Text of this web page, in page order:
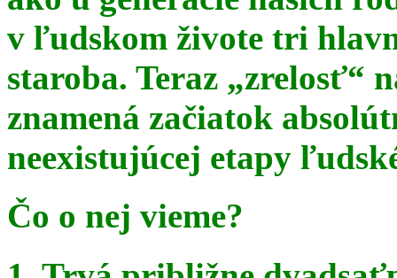
v ľudskom živote tri
staroba. Teraz „zrelosť“
znamená začiatok
neexistujúcej etapy
Čo o nej vieme?